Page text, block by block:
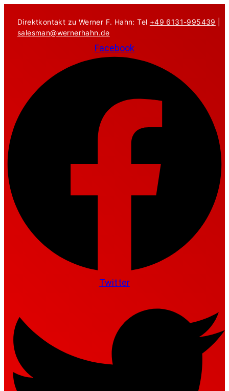
Inhalt
springen
Direktkontakt zu Werner F. Hahn: Tel +49 6131-995439
salesman@wernerhahn.de
Facebook
Twitter